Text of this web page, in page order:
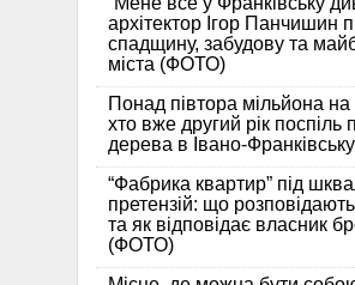
архітектор Ігор Панчишин
спадщину, забудову та
міста (ФОТО)
Понад півтора мільйона на
хто вже другий рік поспіль
дерева в Івано-Франківську
“Фабрика квартир” під
претензій: що розповідають
та як відповідає власник
(ФОТО)